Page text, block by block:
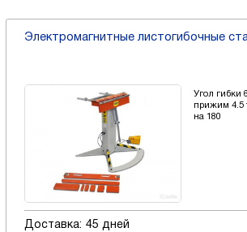
Электромагнитные листогибочные
Угол гибки
прижим 4.5
на 180
Доставка: 45 дней